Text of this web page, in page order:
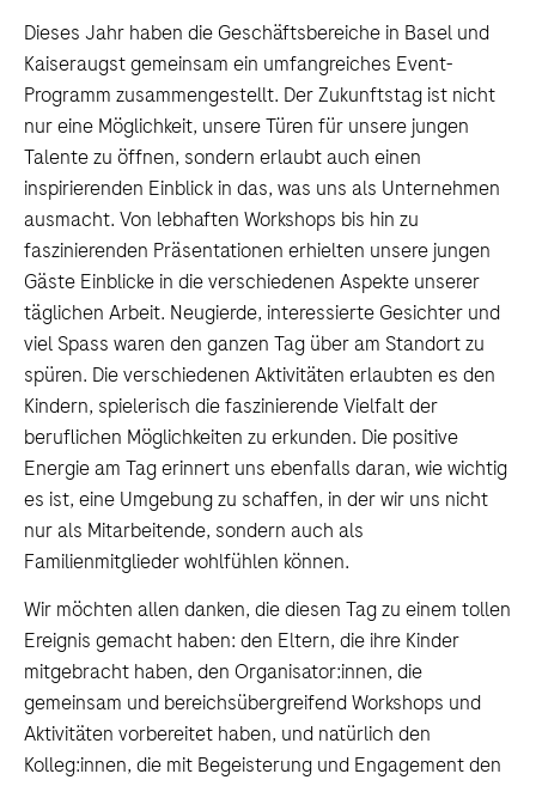
Dieses Jahr haben die Geschäftsbereiche in Basel und
Kaiseraugst gemeinsam ein umfangreiches Event-
Programm zusammengestellt. Der Zukunftstag ist nicht
nur eine Möglichkeit, unsere Türen für unsere jungen
Talente zu öffnen, sondern erlaubt auch einen
inspirierenden Einblick in das, was uns als Unternehmen
ausmacht. Von lebhaften Workshops bis hin zu
faszinierenden Präsentationen erhielten unsere jungen
Gäste Einblicke in die verschiedenen Aspekte unserer
täglichen Arbeit. Neugierde, interessierte Gesichter und
viel Spass waren den ganzen Tag über am Standort zu
spüren. Die verschiedenen Aktivitäten erlaubten es den
Kindern, spielerisch die faszinierende Vielfalt der
beruflichen Möglichkeiten zu erkunden. Die positive
Energie am Tag erinnert uns ebenfalls daran, wie wichtig
es ist, eine Umgebung zu schaffen, in der wir uns nicht
nur als Mitarbeitende, sondern auch als
Familienmitglieder wohlfühlen können.
Wir möchten allen danken, die diesen Tag zu einem tollen
Ereignis gemacht haben: den Eltern, die ihre Kinder
mitgebracht haben, den Organisator:innen, die
gemeinsam und bereichsübergreifend Workshops und
Aktivitäten vorbereitet haben, und natürlich den
Kolleg:innen, die mit Begeisterung und Engagement den